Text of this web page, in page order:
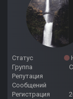
Статус
Группа
Репутация
Сообщений
Регистрация